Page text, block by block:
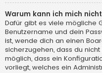
Warum kann ich mich
Dafür gibt es viele mögliche
Benutzername und dein
ist, wende dich an einen
sicherzugehen, dass du
möglich, dass ein
vorliegt, welches ein